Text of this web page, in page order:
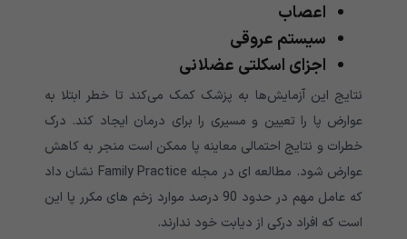
اعصاب
سیستم عروقی
اجزای اسکلتی عضلانی
نتایج این آزمایش‌ها به پزشک کمک می‌کند تا خطر ابتلا به
عوارض پا را تعیین و مسیری را برای درمان ایجاد کند. درک
خطرات و نتایج احتمالی معاینه پا ممکن است منجر به کاهش
عوارض شود. مطالعه ای در مجله Family Practice نشان داد
که عامل مهم در حدود 90 درصد موارد زخم های مکرر پا این
است که افراد درکی از دیابت خود ندارند.